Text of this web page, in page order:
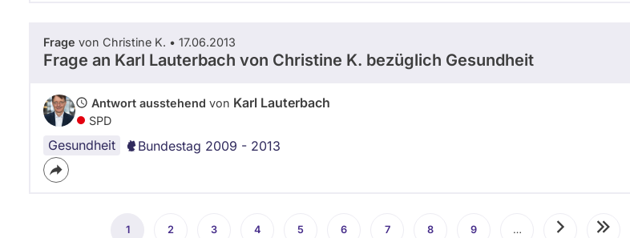
Frage von Christine K. • 17.06.2013
Frage an Karl Lauterbach von Christine K. bezüglich Gesundheit
Antwort ausstehend von Karl Lauterbach
SPD
Gesundheit Bundestag 2009 - 2013
Seitennummerierung
Aktuelle
1 Seite
2 Seite
3 Seite
4 Seite
5 Seite
6 Seite
7 Seite
8 Seite
9 … NächsteLetzte